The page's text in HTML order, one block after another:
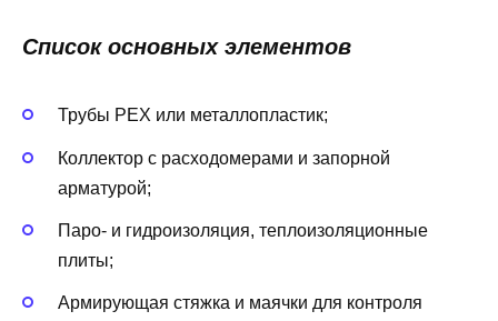
Список основных элементов
Трубы PEX или металлопластик;
Коллектор с расходомерами и запорной
арматурой;
Паро- и гидроизоляция, теплоизоляционные
плиты;
Армирующая стяжка и маячки для контроля